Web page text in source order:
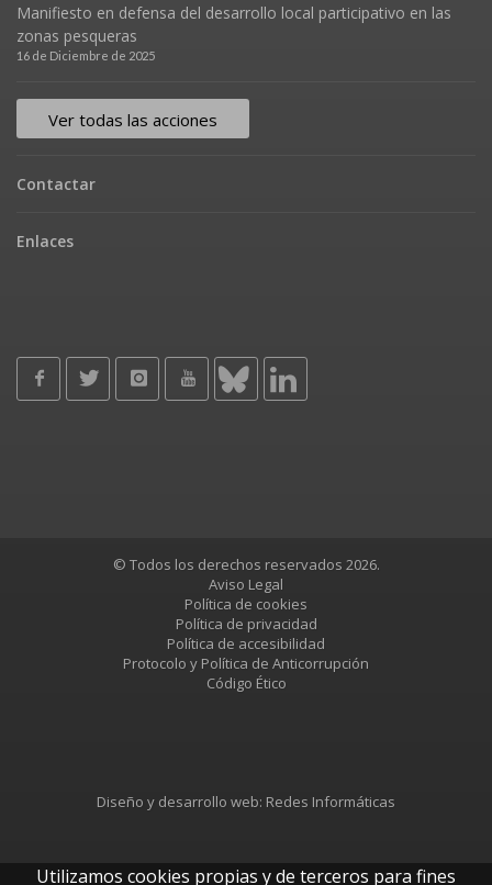
Manifiesto en defensa del desarrollo local participativo en las
zonas pesqueras
16 de Diciembre de 2025
Ver todas las acciones
Contactar
Enlaces
© Todos los derechos reservados 2026.
Aviso Legal
Política de cookies
Política de privacidad
Política de accesibilidad
Protocolo y Política de Anticorrupción
Código Ético
Diseño y desarrollo web: Redes Informáticas
Utilizamos cookies propias y de terceros para fines